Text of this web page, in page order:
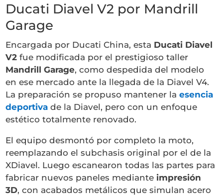
Ducati Diavel V2 por Mandrill
Garage
Encargada por Ducati China, esta Ducati Diavel
V2 fue modificada por el prestigioso taller
Mandrill Garage, como despedida del modelo
en ese mercado ante la llegada de la Diavel V4.
La preparación se propuso mantener laesencia
deportiva de la Diavel, pero con un enfoque
estético totalmente renovado.
El equipo desmontó por completo la moto,
reemplazando el subchasis original por el de la
XDiavel. Luego escanearon todas las partes para
fabricar nuevos paneles mediante impresión
3D, con acabados metálicos que simulan acero